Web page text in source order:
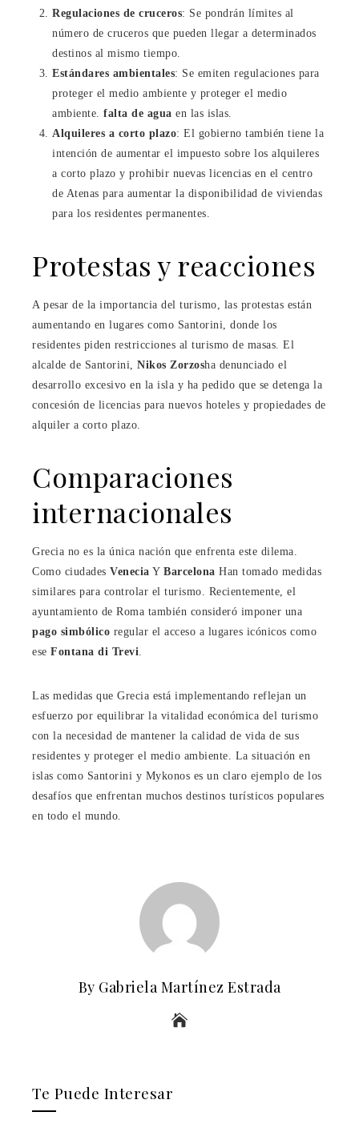
Regulaciones de cruceros: Se pondrán límites al
número de cruceros que pueden llegar a determinados
destinos al mismo tiempo.
Estándares ambientales: Se emiten regulaciones para
proteger el medio ambiente y proteger el medio
ambiente. falta de agua en las islas.
Alquileres a corto plazo: El gobierno también tiene la
intención de aumentar el impuesto sobre los alquileres
a corto plazo y prohibir nuevas licencias en el centro
de Atenas para aumentar la disponibilidad de viviendas
para los residentes permanentes.
Protestas y reacciones
A pesar de la importancia del turismo, las protestas están
aumentando en lugares como Santorini, donde los
residentes piden restricciones al turismo de masas. El
alcalde de Santorini, Nikos Zorzosha denunciado el
desarrollo excesivo en la isla y ha pedido que se detenga la
concesión de licencias para nuevos hoteles y propiedades de
alquiler a corto plazo.
Comparaciones
internacionales
Grecia no es la única nación que enfrenta este dilema.
Como ciudades Venecia Y Barcelona Han tomado medidas
similares para controlar el turismo. Recientemente, el
ayuntamiento de Roma también consideró imponer una
pago simbólico regular el acceso a lugares icónicos como
ese Fontana di Trevi
Las medidas que Grecia está implementando reflejan un
esfuerzo por equilibrar la vitalidad económica del turismo
con la necesidad de mantener la calidad de vida de sus
residentes y proteger el medio ambiente. La situación en
islas como Santorini y Mykonos es un claro ejemplo de los
desafíos que enfrentan muchos destinos turísticos populares
en todo el mundo.
By Gabriela Martínez Estrada
Te Puede Interesar